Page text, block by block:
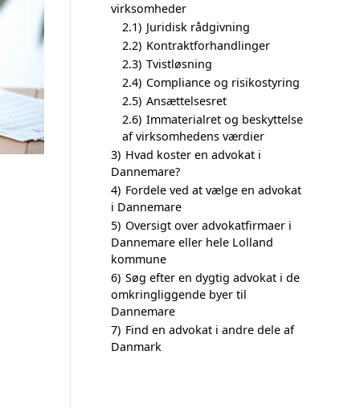
virksomheder
2.1) Juridisk rådgivning
2.2) Kontraktforhandlinger
2.3) Tvistløsning
2.4) Compliance og risikostyring
2.5) Ansættelsesret
2.6) Immaterialret og beskyttelse
af virksomhedens værdier
3) Hvad koster en advokat i
Dannemare?
4) Fordele ved at vælge en advokat
i Dannemare
5) Oversigt over advokatfirmaer i
Dannemare eller hele Lolland
kommune
6) Søg efter en dygtig advokat i de
omkringliggende byer til
Dannemare
7) Find en advokat i andre dele af
Danmark